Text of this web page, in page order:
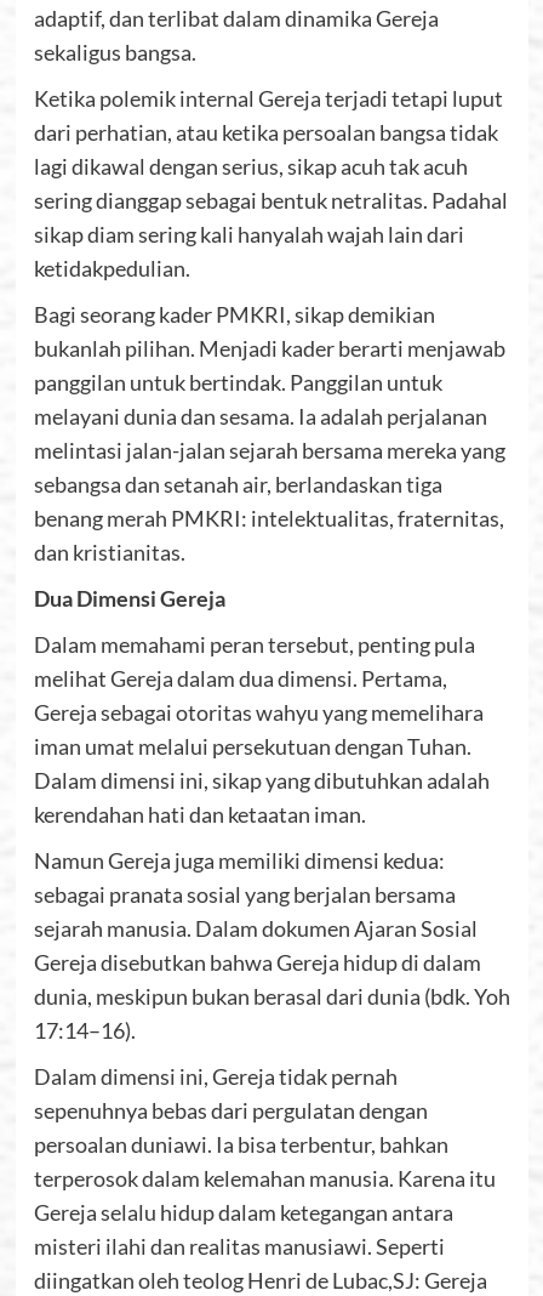
adaptif, dan terlibat dalam dinamika Gereja
sekaligus bangsa.
Ketika polemik internal Gereja terjadi tetapi luput
dari perhatian, atau ketika persoalan bangsa tidak
lagi dikawal dengan serius, sikap acuh tak acuh
sering dianggap sebagai bentuk netralitas. Padahal
sikap diam sering kali hanyalah wajah lain dari
ketidakpedulian.
Bagi seorang kader PMKRI, sikap demikian
bukanlah pilihan. Menjadi kader berarti menjawab
panggilan untuk bertindak. Panggilan untuk
melayani dunia dan sesama. Ia adalah perjalanan
melintasi jalan-jalan sejarah bersama mereka yang
sebangsa dan setanah air, berlandaskan tiga
benang merah PMKRI: intelektualitas, fraternitas,
dan kristianitas.
Dua Dimensi Gereja
Dalam memahami peran tersebut, penting pula
melihat Gereja dalam dua dimensi. Pertama,
Gereja sebagai otoritas wahyu yang memelihara
iman umat melalui persekutuan dengan Tuhan.
Dalam dimensi ini, sikap yang dibutuhkan adalah
kerendahan hati dan ketaatan iman.
Namun Gereja juga memiliki dimensi kedua:
sebagai pranata sosial yang berjalan bersama
sejarah manusia. Dalam dokumen Ajaran Sosial
Gereja disebutkan bahwa Gereja hidup di dalam
dunia, meskipun bukan berasal dari dunia (bdk. Yoh
17:14–16).
Dalam dimensi ini, Gereja tidak pernah
sepenuhnya bebas dari pergulatan dengan
persoalan duniawi. Ia bisa terbentur, bahkan
terperosok dalam kelemahan manusia. Karena itu
Gereja selalu hidup dalam ketegangan antara
misteri ilahi dan realitas manusiawi. Seperti
diingatkan oleh teolog Henri de Lubac,SJ: Gereja